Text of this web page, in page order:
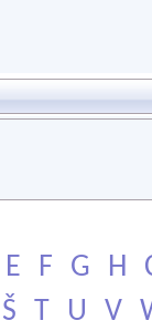
E F G H
Š
T U V